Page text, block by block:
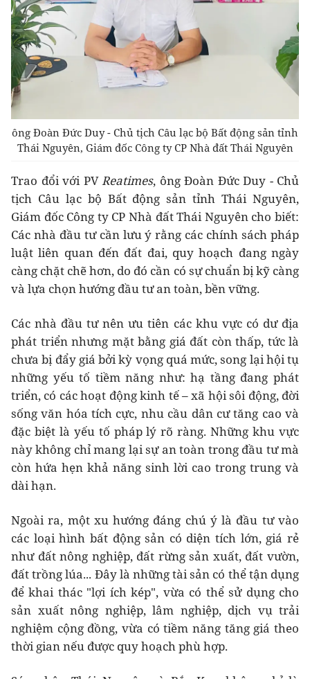
ông Đoàn Đức Duy - Chủ tịch Câu lạc bộ Bất động sản tỉnh
Thái Nguyên, Giám đốc Công ty CP Nhà đất Thái Nguyên
Trao đổi với PVReatimes, ông Đoàn Đức Duy - Chủ
tịch Câu lạc bộ Bất động sản tỉnh Thái Nguyên,
Giám đốc Công ty CP Nhà đất Thái Nguyên cho biết:
Các nhà đầu tư cần lưu ý rằng các chính sách pháp
luật liên quan đến đất đai, quy hoạch đang ngày
càng chặt chẽ hơn, do đó cần có sự chuẩn bị kỹ càng
và lựa chọn hướng đầu tư an toàn, bền vững.
Các nhà đầu tư nên ưu tiên các khu vực có dư địa
phát triển nhưng mặt bằng giá đất còn thấp, tức là
chưa bị đẩy giá bởi kỳ vọng quá mức, song lại hội tụ
những yếu tố tiềm năng như: hạ tầng đang phát
triển, có các hoạt động kinh tế – xã hội sôi động, đời
sống văn hóa tích cực, nhu cầu dân cư tăng cao và
đặc biệt là yếu tố pháp lý rõ ràng. Những khu vực
này không chỉ mang lại sự an toàn trong đầu tư mà
còn hứa hẹn khả năng sinh lời cao trong trung và
dài hạn.
Ngoài ra, một xu hướng đáng chú ý là đầu tư vào
các loại hình bất động sản có diện tích lớn, giá rẻ
như đất nông nghiệp, đất rừng sản xuất, đất vườn,
đất trồng lúa... Đây là những tài sản có thể tận dụng
để khai thác "lợi ích kép", vừa có thể sử dụng cho
sản xuất nông nghiệp, lâm nghiệp, dịch vụ trải
nghiệm cộng đồng, vừa có tiềm năng tăng giá theo
thời gian nếu được quy hoạch phù hợp.